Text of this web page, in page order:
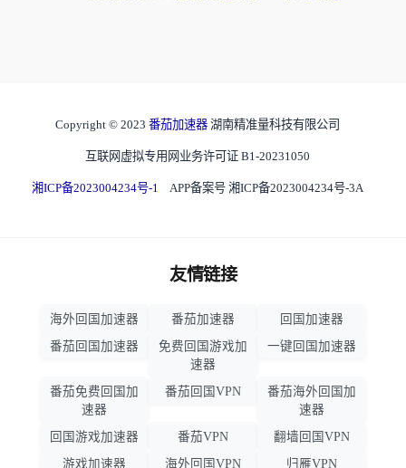
Copyright © 2023 番茄加速器 湖南精准量科技有限公司
互联网虚拟专用网业务许可证 B1-20231050
湘ICP备2023004234号-1 APP备案号 湘ICP备2023004234号-3A
友情链接
海外回国加速器 番茄加速器
回国加速器
番茄回国加速器
免费回国游戏加
速器
一键回国加速器
番茄免费回国加
速器
番茄回国VPN
番茄海外回国加
速器
回国游戏加速器
番茄VPN
翻墙回国VPN
游戏加速器
海外回国VPN 归雁VPN